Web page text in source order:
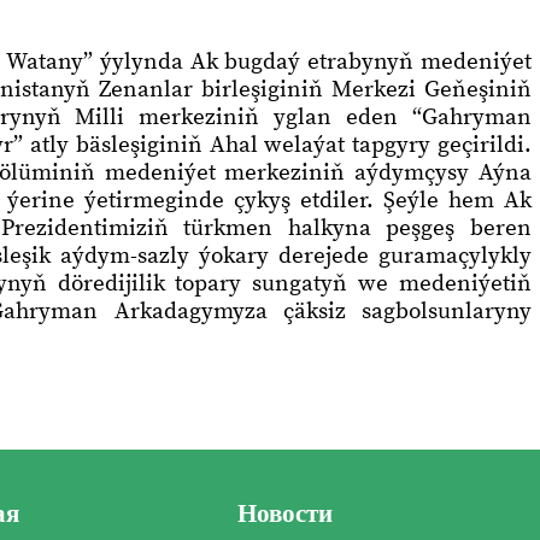
ýylynda Ak bugdaý etrabynyň medeniýet
Zenanlar birleşiginiň Merkezi Geňeşiniň
Milli merkeziniň yglan eden “Gahryman
atly bäsleşiginiň Ahal welaýat tapgyry geçirildi.
medeniýet merkeziniň aýdymçysy Aýna
ýetirmeginde çykyş etdiler. Şeýle hem Ak
türkmen halkyna peşgeş beren
aýdym-sazly ýokary derejede guramaçylykly
döredijilik topary sungatyň we medeniýetiň
Arkadagymyza çäksiz sagbolsunlaryny
Новости